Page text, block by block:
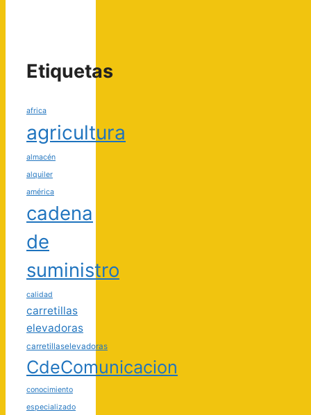
Etiquetas
africa
agricultura
almacén
alquiler
américa
cadena
de
suministro
calidad
carretillas
elevadoras
carretillaselevadoras
CdeComunicacion
conocimiento
especializado